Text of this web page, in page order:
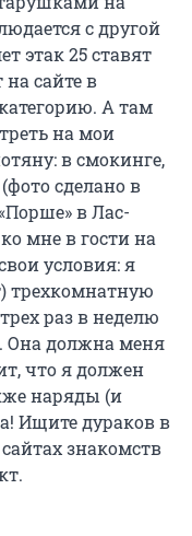
с другой
этак 25 ставят
на сайте в
А там
на мои
в смокинге,
сделано в
в Лас-
мне в гости на
условия: я
трехкомнатную
раз в неделю
Она должна меня
что я должен
наряды (и
Ищите дураков в
знакомств